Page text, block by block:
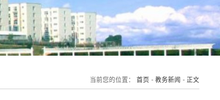
当前您的位置： 首页 - 教务新闻 - 正文